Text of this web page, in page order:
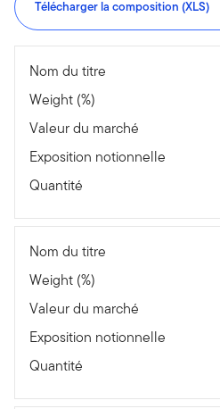
Télécharger la composition (XLS)
Nom du titre
Weight (%)
Valeur du marché
Exposition notionnelle
Quantité
Nom du titre
Weight (%)
Valeur du marché
Exposition notionnelle
Quantité